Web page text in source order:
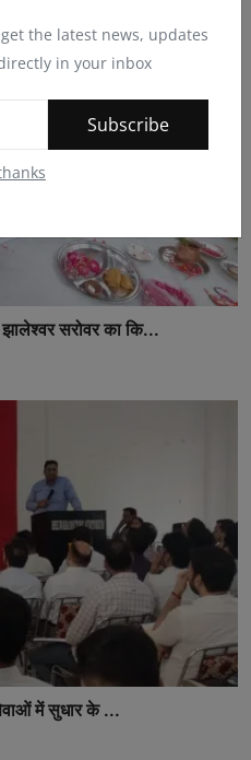
the latest news, updates
in your inbox
Subscribe
सरोवर का कि...
में सुधार के ...